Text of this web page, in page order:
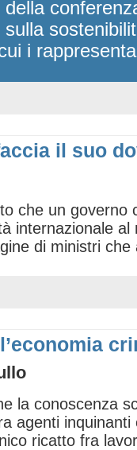
della
sulla
i
il suo
che un governo
internazionale
di ministri
la conoscenza
agenti inquinanti
ricatto fra